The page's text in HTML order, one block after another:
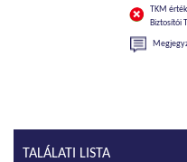
TKM
Biztosítói
TALÁLATI LISTA